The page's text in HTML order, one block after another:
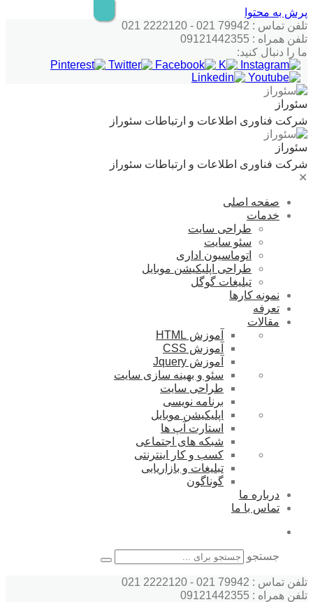
پرش به محتوا
تلفن تماس : 79942 021 - 2222120 021
تلفن همراه : 09121442355
ما را دنبال کنید:
سئوراز
شرکت فناوری اطلاعات و ارتباطات سئوراز
سئوراز
شرکت فناوری اطلاعات و ارتباطات سئوراز
✕
صفحه اصلی
خدمات
طراحی سایت
سئو سایت
اتوماسیون اداری
طراحی اپلیکیشن موبایل
تبلیغات گوگل
نمونه کارها
تعرفه
مقالات
آموزش HTML
آموزش CSS
آموزش Jquery
سئو و بهینه سازی سایت
طراحی سایت
برنامه نویسی
اپلیکیشن موبایل
استارت آپ ها
شبکه های اجتماعی
کسب و کار اینترنتی
تبلیغات و بازاریابی
گوناگون
درباره ما
تماس با ما
جستجو
تلفن تماس : 79942 021 - 2222120 021
تلفن همراه : 09121442355